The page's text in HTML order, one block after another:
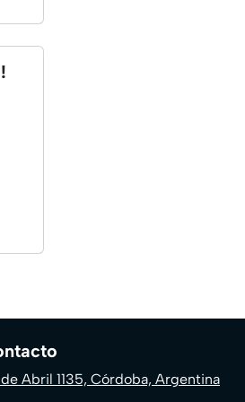
Abril 1135, Córdoba, Argentina